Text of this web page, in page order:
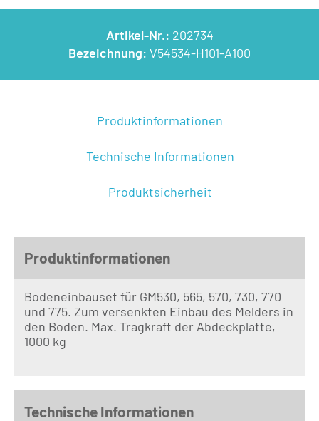
Artikel-Nr.: 202734
Bezeichnung: V54534-H101-A100
Produktinformationen
Technische Informationen
Produktsicherheit
Produktinformationen
Bodeneinbauset für GM530, 565, 570, 730, 770
und 775. Zum versenkten Einbau des Melders in
den Boden. Max. Tragkraft der Abdeckplatte,
1000 kg
Technische Informationen